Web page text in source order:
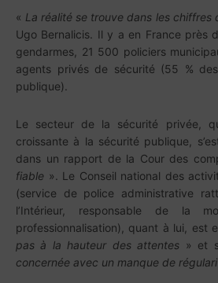
« La réalité se trouve dans les chiffres
Ugo Bernalicis. Il y a en France près
gendarmes, 21 500 policiers
agents privés de sécurité (55 %
publique).
Le secteur de la sécurité privée,
croissante à la sécurité publique,
dans un rapport de la Cour des
fiable ». Le Conseil national des
(service de police administrative
l’Intérieur, responsable de la
professionnalisation), quant à lui, est
pas à la hauteur des attentes » et
concernée avec un manque de